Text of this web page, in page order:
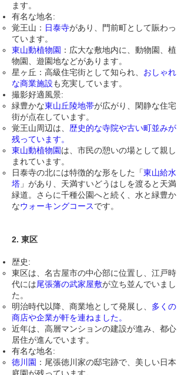
ます。
有名な地名:
覚王山： 日泰寺があり、門前町として賑わっ
ています。
東山動植物園 ：広大な敷地内に、動物園、植
物園、遊園地などがあります。
星ヶ丘：高級住宅街として知られ、 おしゃれ
な商業施設も充実しています。
撮影好適風景:
緑豊かな東山丘陵地帯が広がり、閑静な住宅
街が点在しています。
覚王山周辺は、 歴史的な寺院や古い町並みが
残っています。
東山動植物園は、市民の憩いの場として親し
まれています。
​日泰寺の北には特徴的な形をした「東山給水
塔 」があり、天満すいどうはしを渡ると天満
緑道。さらに千種公園へと続く、水と緑豊か
なウォーキングコースです。
2. 東区
歴史:
東区は、名古屋市の中心部に位置し、江戸時
代には尾張藩の武家屋敷が立ち並んでいまし
た。
明治時代以降、商業地として発展し、 多くの
商店や企業が軒を連ねました。
近年は、高層マンションの建設が進み、都心
居住が進んでいます。
有名な地名:
徳川園 ：尾張徳川家の邸宅跡で、美しい日本